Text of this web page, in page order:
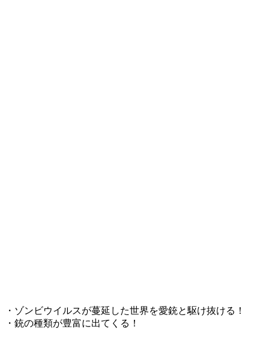
・ゾンビウイルスが蔓延した世界を愛銃と駆け抜ける！
・銃の種類が豊富に出てくる！